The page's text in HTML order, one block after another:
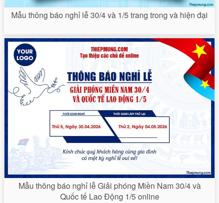
Mẫu thông báo nghỉ lễ 30/4 và 1/5 trang trong và hiện đại
Mẫu thông báo nghỉ lễ Giải phóng Miền Nam 30/4 và
Quốc tế Lao Động 1/5 online